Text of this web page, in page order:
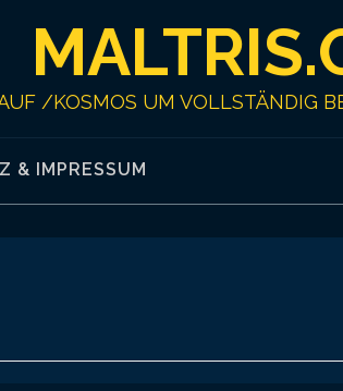
/KOSMOS UM VOLLSTÄNDIG
& IMPRESSUM